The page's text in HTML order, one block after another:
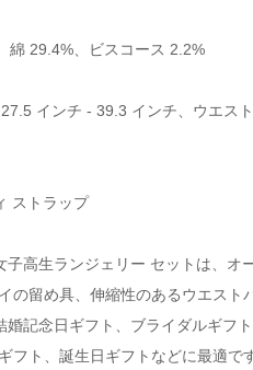
綿 29.4%、ビスコース 2.2%
インチ - 39.3 インチ、ウエス
ストラップ
子高生ランジェリー セットは、
の留め具、伸縮性のあるウエスト
婚記念日ギフト、ブライダルギフ
フト、誕生日ギフトなどに最適で